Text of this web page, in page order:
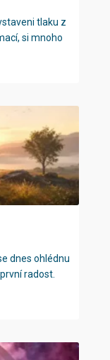
tlaku z
si mnoho
dnes ohlédnu
radost.